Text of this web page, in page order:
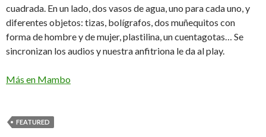
cuadrada. En un lado, dos vasos de agua, uno para cada uno, y
diferentes objetos: tizas, bolígrafos, dos muñequitos con
forma de hombre y de mujer, plastilina, un cuentagotas… Se
sincronizan los audios y nuestra anfitriona le da al play.
Más en Mambo
FEATURED